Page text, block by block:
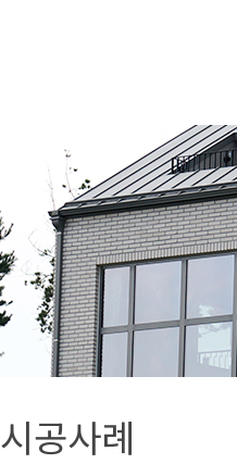
시공사례